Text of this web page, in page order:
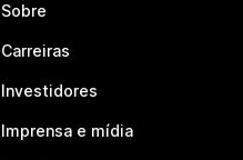
Sobre
Carreiras
Investidores
Imprensa e mídia